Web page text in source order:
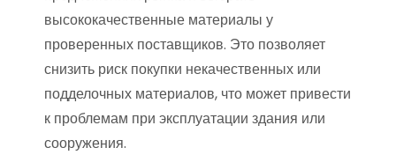
высококачественные материалы у
проверенных поставщиков. Это позволяет
снизить риск покупки некачественных или
подделочных материалов, что может привести
к проблемам при эксплуатации здания или
сооружения.